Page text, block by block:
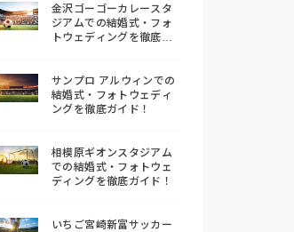
金沢ゴーゴーカレースタ
ジアムでの結婚式・フォ
トウェディングを徹底ガ
サンプロ アルウィンでの
結婚式・フォトウェディ
ングを徹底ガイド！
相模原ギオンスタジアム
での結婚式・フォトウェ
ディングを徹底ガイド！
いちご宮崎新富サッカー